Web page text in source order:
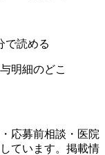
で読める
応募前相談・医院
ています。掲載情